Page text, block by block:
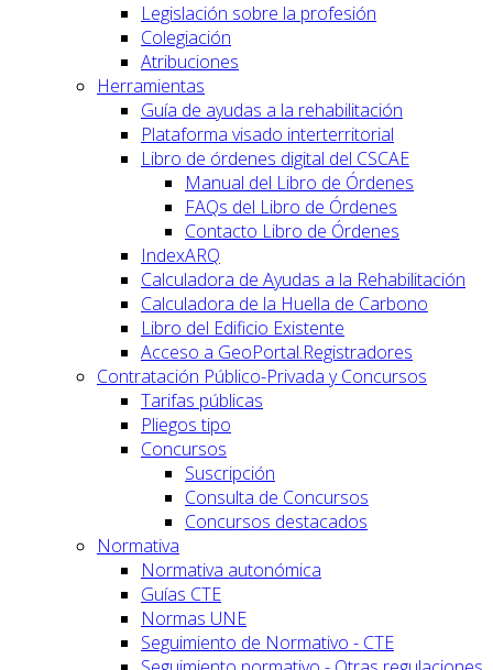
Legislación sobre la profesión
Colegiación
Atribuciones
Herramientas
Guía de ayudas a la rehabilitación
Plataforma visado interterritorial
Libro de órdenes digital del CSCAE
Manual del Libro de Órdenes
FAQs del Libro de Órdenes
Contacto Libro de Órdenes
IndexARQ
Calculadora de Ayudas a la Rehabilitación
Calculadora de la Huella de Carbono
Libro del Edificio Existente
Acceso a GeoPortal.Registradores
Contratación Público-Privada y Concursos
Tarifas públicas
Pliegos tipo
Concursos
Suscripción
Consulta de Concursos
Concursos destacados
Normativa
Normativa autonómica
Guías CTE
Normas UNE
Seguimiento de Normativo - CTE